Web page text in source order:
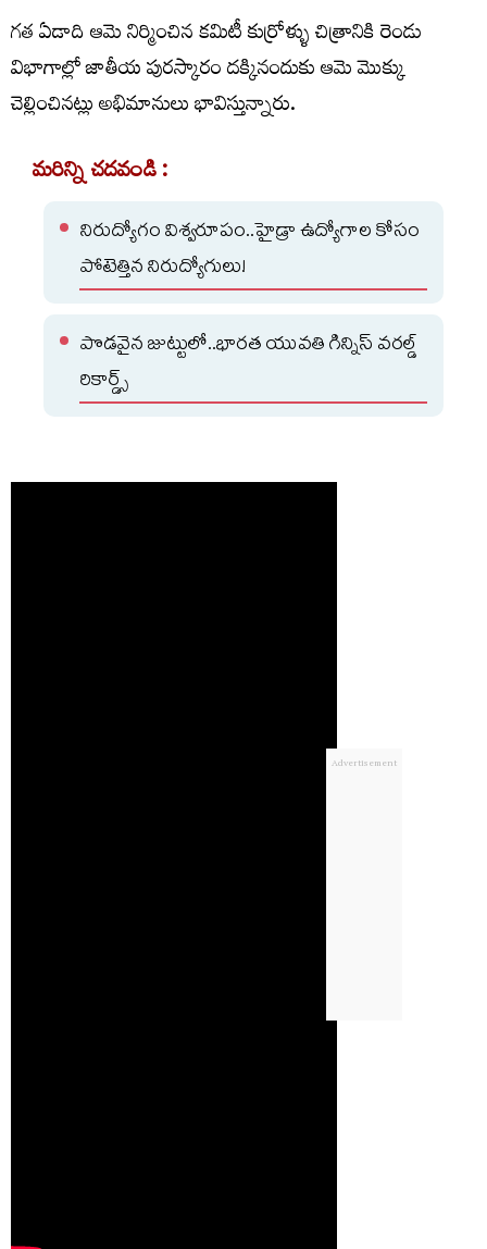
గత ఏడాది ఆమె నిర్మించిన కమిటీ కుర్రోళ్ళు చిత్రానికి రెండు
విభాగాల్లో జాతీయ పురస్కారం దక్కినందుకు ఆమె మొక్కు
చెల్లించినట్లు అభిమానులు భావిస్తున్నారు.
మరిన్ని చదవండి :
నిరుద్యోగం విశ్వరూపం..హైడ్రా ఉద్యోగాల కోసం
పోటెత్తిన నిరుద్యోగులు!
పొడవైన జుట్టులో..భారత యువతి గిన్నిస్ వరల్డ్
రికార్డ్స్